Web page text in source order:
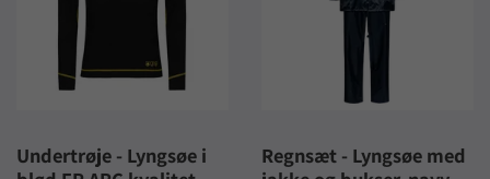
Undertrøje - Lyngsøe i
Regnsæt - Lyngsøe med